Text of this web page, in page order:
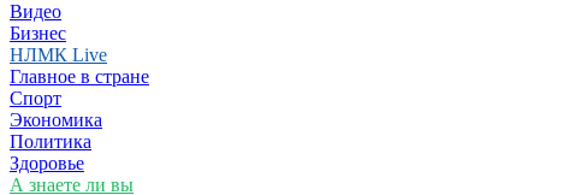
Видео
Бизнес
НЛМК Live
Главное в стране
Спорт
Экономика
Политика
Здоровье
А знаете ли вы